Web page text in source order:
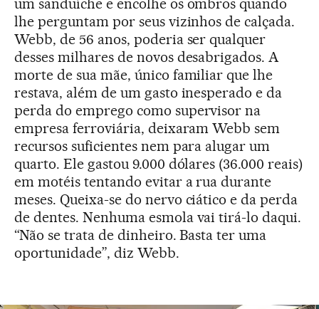
lhe perguntam por seus vizinhos de calçada.
Webb, de 56 anos, poderia ser qualquer
desses milhares de novos desabrigados. A
morte de sua mãe, único familiar que lhe
restava, além de um gasto inesperado e da
perda do emprego como supervisor na
empresa ferroviária, deixaram Webb sem
recursos suficientes nem para alugar um
quarto. Ele gastou 9.000 dólares (36.000 reais)
em motéis tentando evitar a rua durante
meses. Queixa-se do nervo ciático e da perda
de dentes. Nenhuma esmola vai tirá-lo daqui.
“Não se trata de dinheiro. Basta ter uma
oportunidade”, diz Webb.